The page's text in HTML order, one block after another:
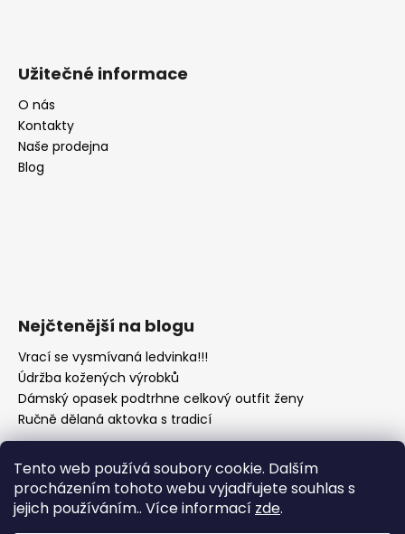
Tento web používá soubory cookie. Dalším
procházením tohoto webu vyjadřujete souhlas s
jejich používáním.. Více informací zde.
Užitečné informace
O nás
Kontakty
Naše prodejna
Blog
Nejčtenější na blogu
Vrací se vysmívaná ledvinka!!!
Údržba kožených výrobků
Dámský opasek podtrhne celkový outfit ženy
Ručně dělaná aktovka s tradicí